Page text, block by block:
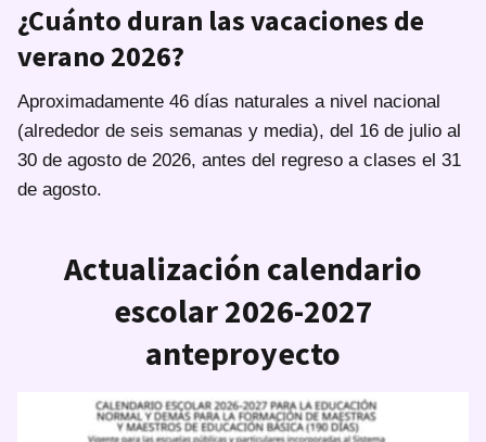
¿Cuánto duran las vacaciones de
verano 2026?
Aproximadamente 46 días naturales a nivel nacional
(alrededor de seis semanas y media), del 16 de julio al
30 de agosto de 2026, antes del regreso a clases el 31
de agosto.
Actualización calendario
escolar 2026-2027
anteproyecto